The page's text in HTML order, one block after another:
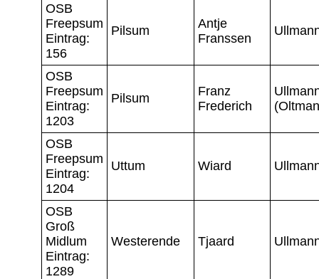
OSB
Freepsum
Eintrag:
156
Pilsum
Antje
Franssen
OSB
Freepsum
Eintrag:
1203
Pilsum
Franz
Frederich
OSB
Freepsum
Eintrag:
1204
Uttum Wiard
OSB
Groß
Midlum
Eintrag:
1289
Westerende Tjaard